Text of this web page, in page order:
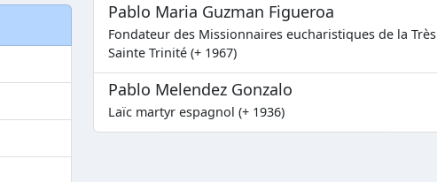
Pablo Maria Guzman Figueroa
Fondateur des Missionnaires eucharistiques de la Très
Sainte Trinité (+ 1967)
Pablo Melendez Gonzalo
Laïc martyr espagnol (+ 1936)